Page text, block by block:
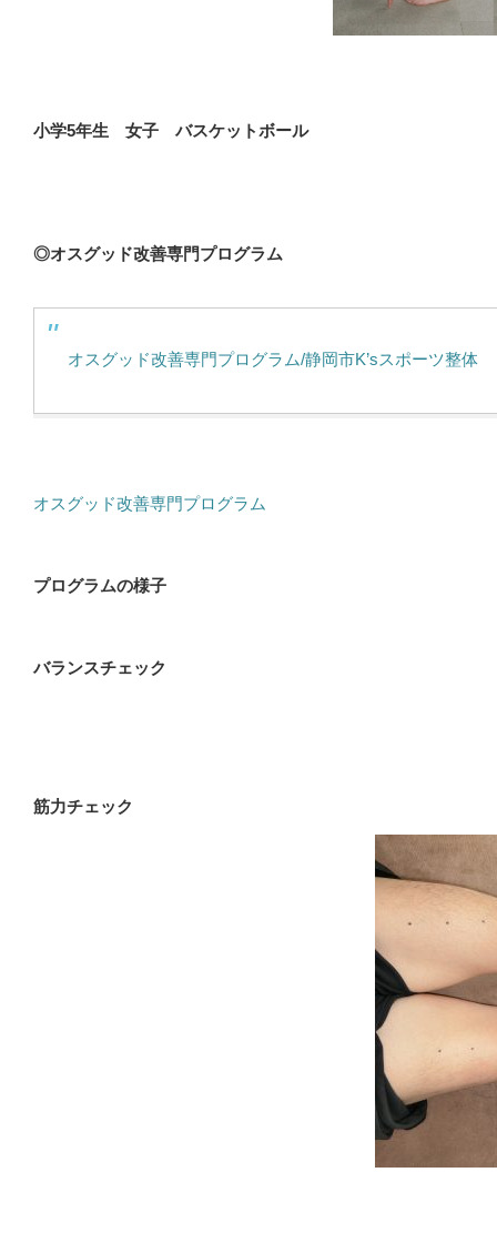
小学5年生 女子 バスケットボール
◎オスグッド改善専門プログラム
オスグッド改善専門プログラム/静岡市K’sスポーツ整体
オスグッド改善専門プログラム
プログラムの様子
バランスチェック
筋力チェック